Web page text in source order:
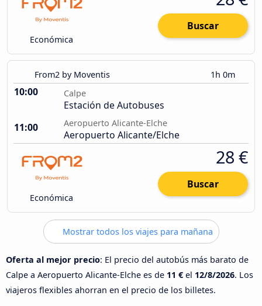
Económica
Buscar
From2 by Moventis 1h 0m
10:00 Calpe
Estación de Autobuses
11:00
Aeropuerto Alicante-Elche
Aeropuerto Alicante/Elche
Económica
28 €
Buscar
Mostrar todos los viajes para mañana
Oferta al mejor precio: El precio del autobús más barato de
Calpe a Aeropuerto Alicante-Elche es de 11 € el 12/8/2026. Los
viajeros flexibles ahorran en el precio de los billetes.